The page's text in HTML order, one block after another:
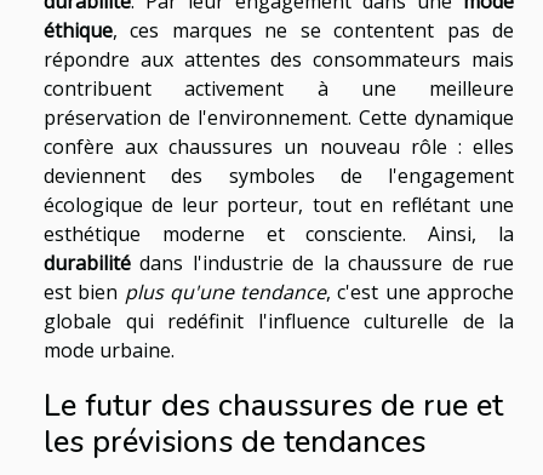
éthique, ces marques ne se contentent pas de
répondre aux attentes des consommateurs mais
contribuent activement à une meilleure
préservation de l'environnement. Cette dynamique
confère aux chaussures un nouveau rôle : elles
deviennent des symboles de l'engagement
écologique de leur porteur, tout en reflétant une
esthétique moderne et consciente. Ainsi, la
durabilité dans l'industrie de la chaussure de rue
est bien plus qu'une tendance, c'est une approche
globale qui redéfinit l'influence culturelle de la
mode urbaine.
Le futur des chaussures de rue et
les prévisions de tendances